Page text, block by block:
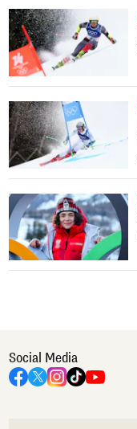
Social Media